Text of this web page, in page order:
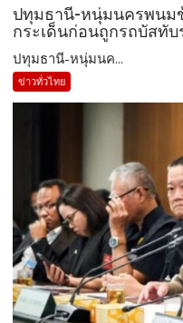
ปทุมธานี-หนุ่มนครพนม
กระเด็นก่อนถูกรถบัสทับ
ปทุมธานี-หนุ่มนค...
ข่าวทั่วไทย